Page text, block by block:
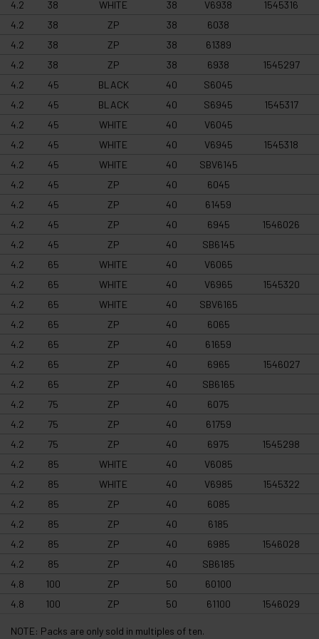
4.2
38 WHITE 38 V6938
1545316
4.2
38 ZP 38
6038
4.2
38 ZP 38
61389
4.2
38 ZP 38 6938
1545297
4.2
45 BLACK 40
S6045
4.2
45 BLACK 40 S6945
1545317
4.2
45 WHITE 40
V6045
4.2
45 WHITE 40 V6945
1545318
4.2
45 WHITE 40
SBV6145
4.2
45 ZP 40
6045
4.2
45 ZP 40
61459
4.2
45 ZP 40 6945
1546026
4.2
45 ZP 40
SB6145
4.2
65 WHITE 40
V6065
4.2
65 WHITE 40 V6965
1545320
4.2
65 WHITE 40
SBV6165
4.2
65 ZP 40
6065
4.2
65 ZP 40
61659
4.2
65 ZP 40 6965
1546027
4.2
65 ZP 40
SB6165
4.2
75 ZP 40
6075
4.2
75 ZP 40
61759
4.2
75 ZP 40 6975
1545298
4.2
85 WHITE 40
V6085
4.2
85 WHITE 40 V6985
1545322
4.2
85 ZP 40
6085
4.2
85 ZP 40
6185
4.2
85 ZP 40 6985
1546028
4.2
85 ZP 40
SB6185
4.8
100 ZP 50
60100
4.8
100 ZP 50 61100 1546029
NOTE: Packs are only sold in multiples of ten.